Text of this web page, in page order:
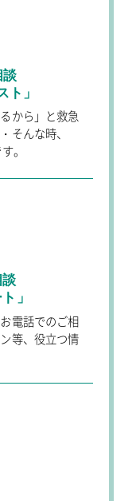
談
ト」
から」と救急
そんな時、
。
」
電話でのご相
等、役立つ情